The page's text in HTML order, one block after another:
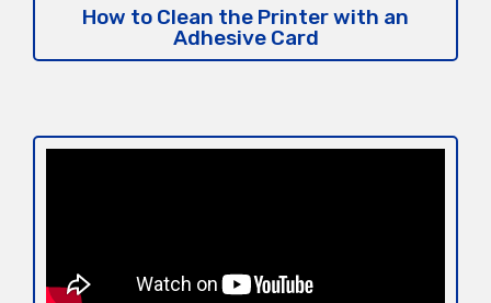
How to Clean the Printer with an
Adhesive Card